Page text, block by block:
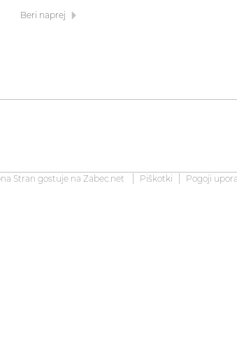
Beri naprej
Stran gostuje na Zabec.net Piškotki Pogoji